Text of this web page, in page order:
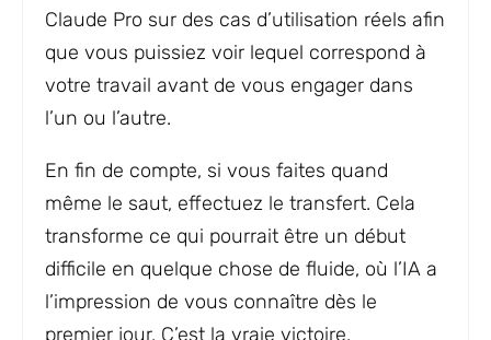
Claude Pro sur des cas d’utilisation réels afin
que vous puissiez voir lequel correspond à
votre travail avant de vous engager dans
l’un ou l’autre.
En fin de compte, si vous faites quand
même le saut, effectuez le transfert. Cela
transforme ce qui pourrait être un début
difficile en quelque chose de fluide, où l’IA a
l’impression de vous connaître dès le
premier jour. C’est la vraie victoire.